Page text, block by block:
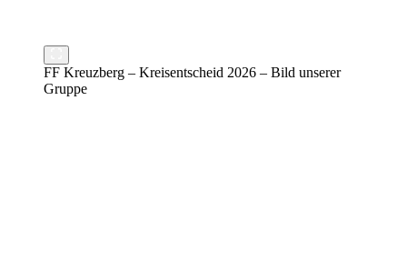
FF Kreuzberg – Kreisentscheid 2026 – Bild unserer
Gruppe